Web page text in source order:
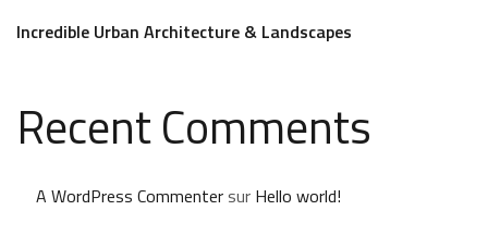
Incredible Urban Architecture & Landscapes
Recent Comments
A WordPress Commentersur Hello world!